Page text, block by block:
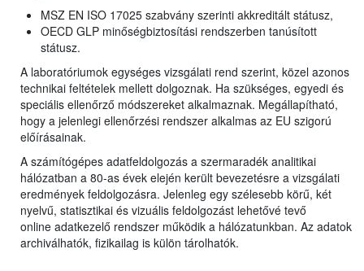
MSZ EN ISO 17025 szabvány szerinti akkreditált státusz,
OECD GLP minőségbiztosítási rendszerben tanúsított
státusz.
A laboratóriumok egységes vizsgálati rend szerint, közel azonos
technikai feltételek mellett dolgoznak. Ha szükséges, egyedi és
speciális ellenőrző módszereket alkalmaznak. Megállapítható,
hogy a jelenlegi ellenőrzési rendszer alkalmas az EU szigorú
előírásainak.
A számítógépes adatfeldolgozás a szermaradék analitikai
hálózatban a 80-as évek elején került bevezetésre a vizsgálati
eredmények feldolgozásra. Jelenleg egy szélesebb körű, két
nyelvű, statisztikai és vizuális feldolgozást lehetővé tevő
online adatkezelő rendszer működik a hálózatunkban. Az adatok
archiválhatók, fizikailag is külön tárolhatók.